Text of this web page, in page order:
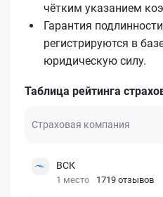
чётким указанием
Гарантия
регистрируются в
юридическую силу.
Таблица рейтинга
Страховая компания
ВСК
1 место 1719 отзывов